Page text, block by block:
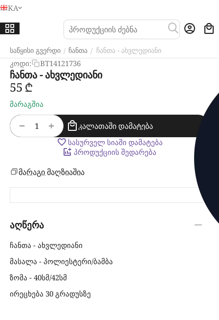
KA
საწყისი გვერდი / ჩანთა / ჩანთა - ახვლედიანი
კოდი: BT14121736
ჩანთა - ახვლედიანი
‍55‍ ₾
მარაგშია
+
− კალათაში დამატება
სასურველ სიაში დამატება
პროდუქციის შედარება
მარაგი მაღზიაშია
აღწერა
ჩანთა - ახვლედიანი
მასალა - პოლიესტერი/ბამბა
ზომა - 40სმ/42სმ
ირეცხება 30 გრადუსზე
მენიუ